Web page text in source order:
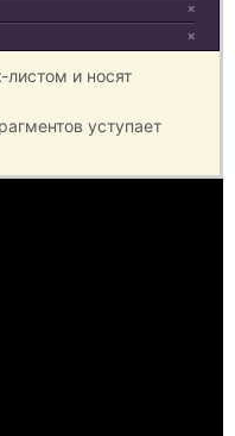
×
×
листом и носят
уступает